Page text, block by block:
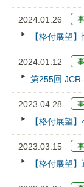
2024.01.26
【格付展望
2024.01.12
第255回
2023.04.28
【格付展望
2023.03.15
【格付展望